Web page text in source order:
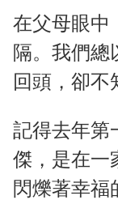
在父母眼中
隔。我們總
回頭，卻不
記得去年第
傑，是在一
閃爍著幸福